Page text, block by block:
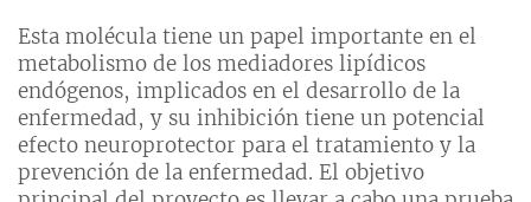
Esta molécula tiene un papel importante en el
metabolismo de los mediadores lipídicos
endógenos, implicados en el desarrollo de la
enfermedad, y su inhibición tiene un potencial
efecto neuroprotector para el tratamiento y la
prevención de la enfermedad. El objetivo